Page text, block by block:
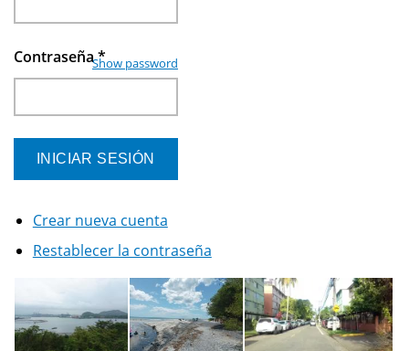
Contraseña*
Show password
Crear nueva cuenta
Restablecer la contraseña